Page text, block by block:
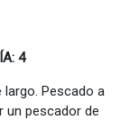
4
largo. Pescado a
un pescador de